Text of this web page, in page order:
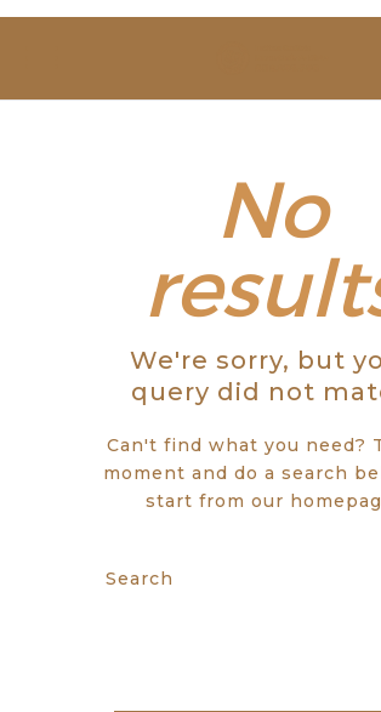
ESTUDAR
NOTÍCIAS
GALERIA
CONTACTOS
No
We're sorry, but
query did not
Can't find what you need?
moment and do a search
start from our